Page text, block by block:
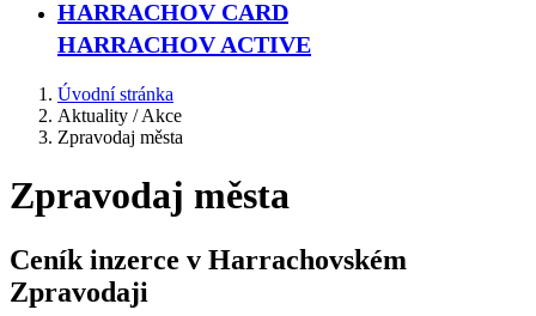
HARRACHOV CARD
HARRACHOV ACTIVE
Úvodní stránka
Aktuality / Akce
Zpravodaj města
Zpravodaj města
Ceník inzerce v Harrachovském
Zpravodaji